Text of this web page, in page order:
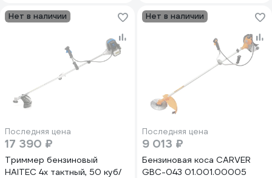
Нет в наличии
Последняя цена
17 390 ₽
Триммер бензиновый
HAITEC 4х тактный, 50 куб/
Нет в наличии
Последняя цена
9 013 ₽
Бензиновая коса CARVER
GBC-043 01.001.00005